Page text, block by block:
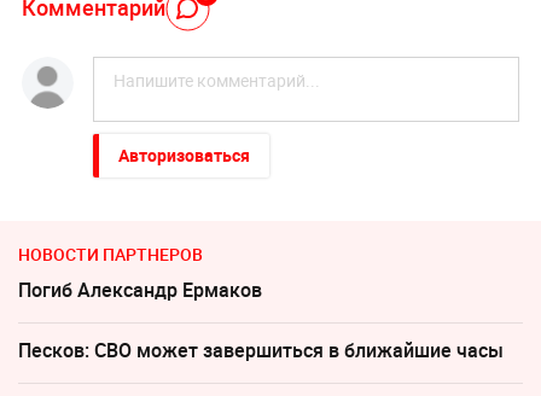
Комментарий
Авторизоваться
НОВОСТИ ПАРТНЕРОВ
Погиб Александр Ермаков
Песков: СВО может завершиться в ближайшие часы